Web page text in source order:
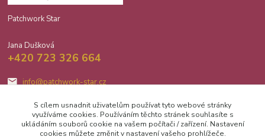
Patchwork Star
Jana Dušková
+420 723 326 664
info@patchwork-star.cz
S cílem usnadnit uživatelům používat tyto webové stránky
využíváme cookies. Používáním těchto stránek souhlasíte s
ukládáním souborů cookie na vašem počítači / zařízení. Nastavení
cookies můžete změnit v nastavení vašeho prohlížeče.